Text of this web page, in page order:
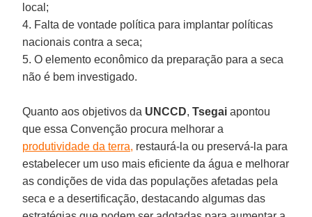
local;
4. Falta de vontade política para implantar políticas
nacionais contra a seca;
5. O elemento econômico da preparação para a seca
não é bem investigado.
Quanto aos objetivos da UNCCD,Tsegai apontou
que essa Convenção procura melhorar a
produtividade da terra, restaurá-la ou preservá-la para
estabelecer um uso mais eficiente da água e melhorar
as condições de vida das populações afetadas pela
seca e a desertificação, destacando algumas das